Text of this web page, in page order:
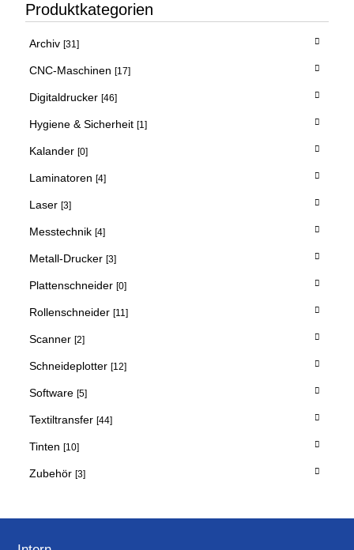
Produktkategorien
Archiv [31]
CNC-Maschinen [17]
Digitaldrucker [46]
Hygiene & Sicherheit [1]
Kalander [0]
Laminatoren [4]
Laser [3]
Messtechnik [4]
Metall-Drucker [3]
Plattenschneider [0]
Rollenschneider [11]
Scanner [2]
Schneideplotter [12]
Software [5]
Textiltransfer [44]
Tinten [10]
Zubehör [3]